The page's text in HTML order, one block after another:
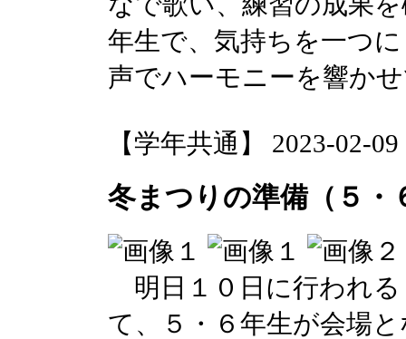
年生で、気持ちを一つ
声でハーモニーを響か
【学年共通】 2023-02-
冬まつりの準備（５・
明日１０日に行われ
て、５・６年生が会場